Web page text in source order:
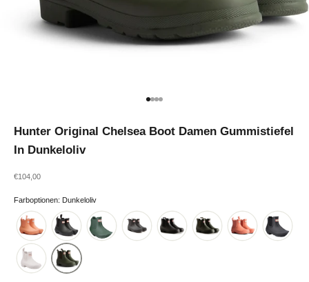
Gehe zu Element 1
Gehe zu Element 2
Gehe zu Element 3
Gehe zu Element 4
Hunter Original Chelsea Boot Damen Gummistiefel
In Dunkeloliv
Angebot
€104,00
Farboptionen: Dunkeloliv